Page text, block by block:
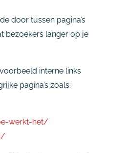
door tussen pagina’s
bezoekers langer op je
interne links
pagina’s zoals:
werkt-het/